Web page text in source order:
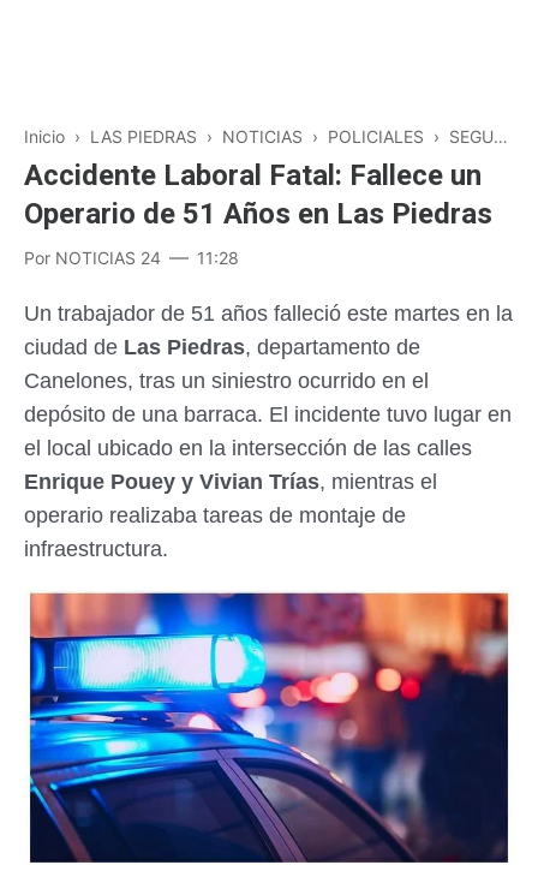
Inicio › LAS PIEDRAS › NOTICIAS › POLICIALES › SEGURIDAD LABORAL
Accidente Laboral Fatal: Fallece un
Operario de 51 Años en Las Piedras
Por NOTICIAS 24 11:28
Un trabajador de 51 años falleció este martes en la
ciudad de Las Piedras, departamento de
Canelones, tras un siniestro ocurrido en el
depósito de una barraca. El incidente tuvo lugar en
el local ubicado en la intersección de las calles
Enrique Pouey y Vivian Trías, mientras el
operario realizaba tareas de montaje de
infraestructura.